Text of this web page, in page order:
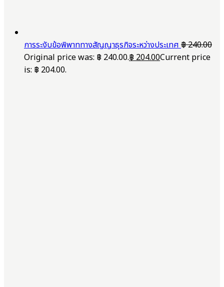
การระงับข้อพิพาททางสัญญาธุรกิจระหว่างประเทศ฿240.00
Original price was: ฿ 240.00.฿204.00Current price
is: ฿ 204.00.